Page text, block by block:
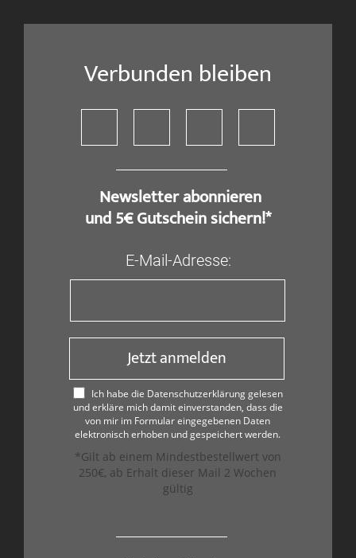
Verbunden bleiben
​ Newsletter abonnieren
und 5€ Gutschein sichern!*
E-Mail-Adresse:
Jetzt anmelden
Ich habe die Datenschutzerklärung gelesen
und erkläre mich damit einverstanden, dass die
von mir im Formular eingegebenen Daten
elektronisch erhoben und gespeichert werden.
*Gilt ab einem Mindestbestellwert von
250€, ab Erhalt dieser Mail 2 Wochen
gültig